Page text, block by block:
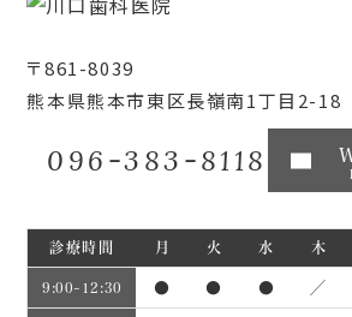
〒861-8039
熊本県熊本市東区長嶺南1丁目2-18
096-383-8118
診療時間 月 火 水 木
9:00~12:30 ● ● ● ／